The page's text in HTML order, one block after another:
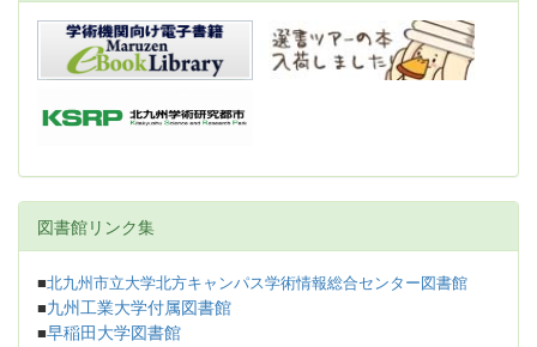
図書館リンク集
■北九州市立大学北方キャンパス学術情報総合センター図書館
■九州工業大学付属図書館
■早稲田大学図書館